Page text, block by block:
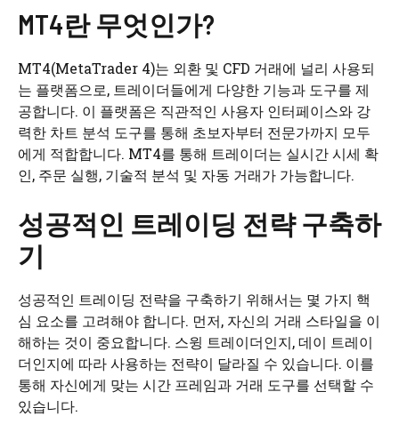
MT4란 무엇인가?
MT4(MetaTrader 4)는 외환 및 CFD 거래에 널리 사용되
는 플랫폼으로, 트레이더들에게 다양한 기능과 도구를 제
공합니다. 이 플랫폼은 직관적인 사용자 인터페이스와 강
력한 차트 분석 도구를 통해 초보자부터 전문가까지 모두
에게 적합합니다. MT4를 통해 트레이더는 실시간 시세 확
인, 주문 실행, 기술적 분석 및 자동 거래가 가능합니다.
성공적인 트레이딩 전략 구축하
기
성공적인 트레이딩 전략을 구축하기 위해서는 몇 가지 핵
심 요소를 고려해야 합니다. 먼저, 자신의 거래 스타일을 이
해하는 것이 중요합니다. 스윙 트레이더인지, 데이 트레이
더인지에 따라 사용하는 전략이 달라질 수 있습니다. 이를
통해 자신에게 맞는 시간 프레임과 거래 도구를 선택할 수
있습니다.